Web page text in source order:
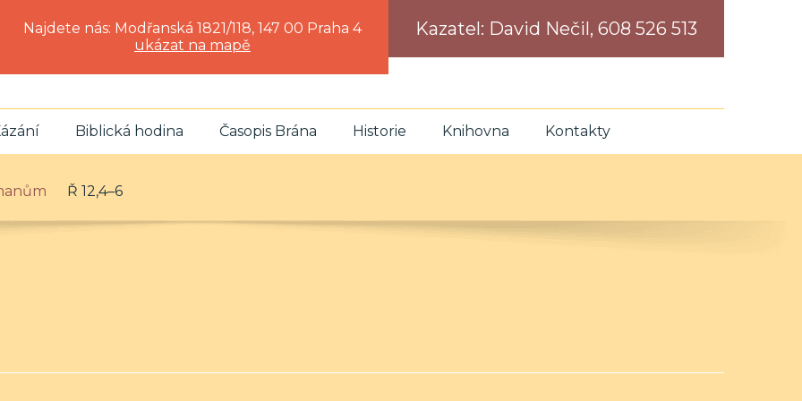
Najdete nás: Modřanská 1821/118, 147 00 Praha 4
ukázat na mapě
Kazatel: David Nečil, 608 526 513
Biblická hodina Časopis Brána Historie Knihovna Kontakty
Ř 12,4–6